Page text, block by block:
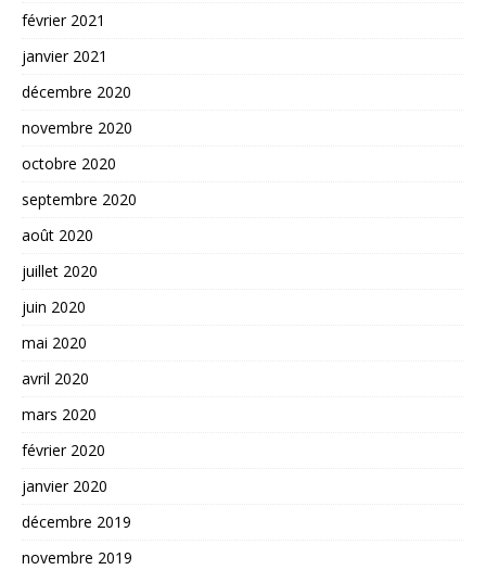
février 2021
janvier 2021
décembre 2020
novembre 2020
octobre 2020
septembre 2020
août 2020
juillet 2020
juin 2020
mai 2020
avril 2020
mars 2020
février 2020
janvier 2020
décembre 2019
novembre 2019